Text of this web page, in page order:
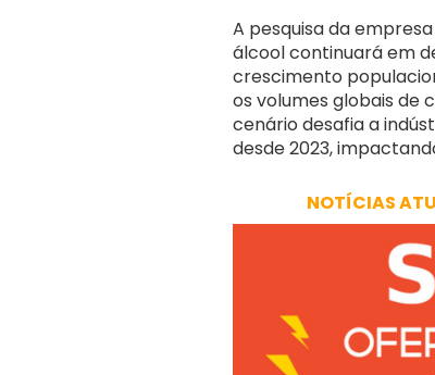
A pesquisa da
álcool continuará em
crescimento
os volumes globais de
cenário desafia a
desde 2023,
NOTÍCIAS